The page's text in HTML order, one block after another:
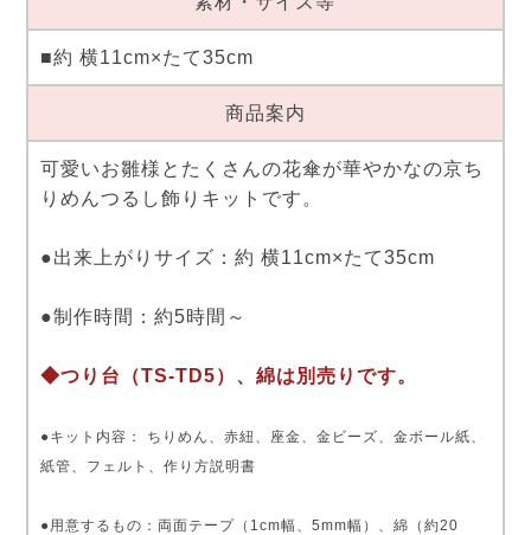
■約 横11cm×たて35cm
商品案内
可愛いお雛様とたくさんの花傘が華やかなの京ち
りめんつるし飾りキットです。
●出来上がりサイズ：約 横11cm×たて35cm
●制作時間：約5時間～
◆つり台（TS-TD5）、綿は別売りです。
●キット内容： ちりめん、赤紐、座金、金ビーズ、金ボール紙、
紙管、フェルト、作り方説明書
●用意するもの：両面テープ（1cm幅、5mm幅）、綿（約20